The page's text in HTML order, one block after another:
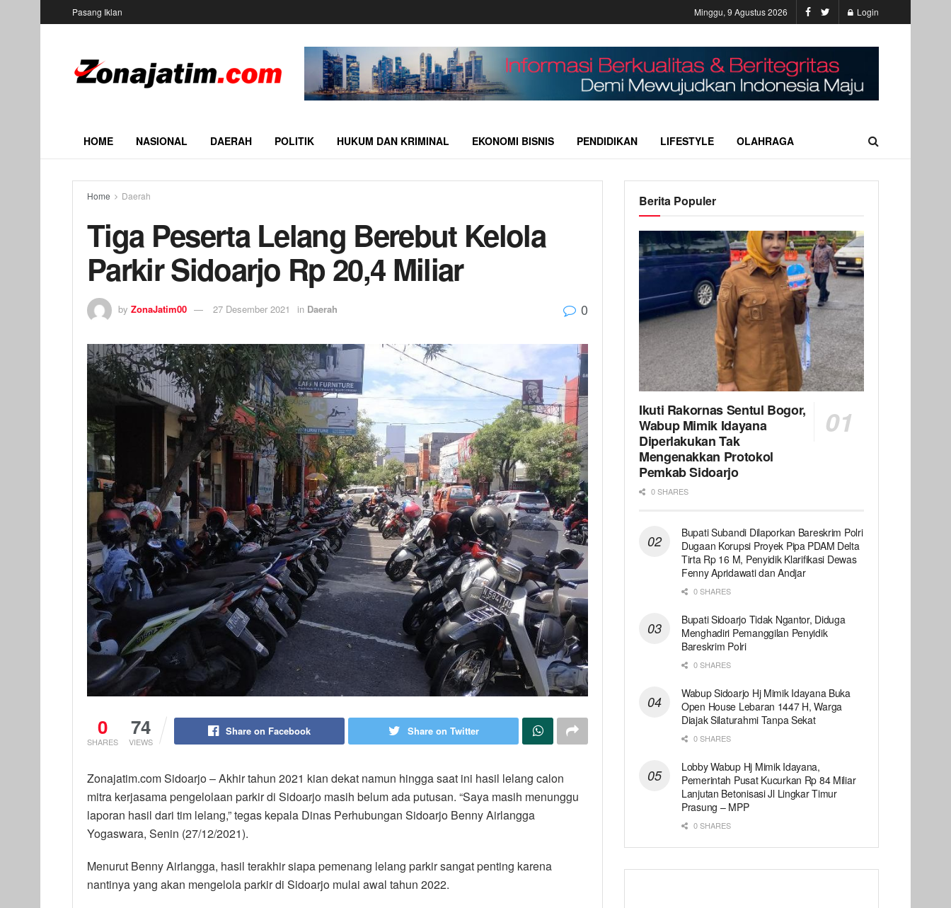
Pasang Iklan Minggu, 9 Agustus 2026 Login
HOME NASIONAL DAERAH POLITIK HUKUM DAN KRIMINAL EKONOMI BISNIS PENDIDIKAN LIFESTYLE OLAHRAGA
Home Daerah
Tiga Peserta Lelang Berebut Kelola
Parkir Sidoarjo Rp 20,4 Miliar
by ZonaJatim00 27 Desember 2021 in Daerah 0
0
SHARES
74
VIEWS
Share on Facebook Share on Twitter
Zonajatim.com Sidoarjo – Akhir tahun 2021 kian dekat namun hingga saat ini hasil lelang calon
mitra kerjasama pengelolaan parkir di Sidoarjo masih belum ada putusan. “Saya masih menunggu
laporan hasil dari tim lelang,” tegas kepala Dinas Perhubungan Sidoarjo Benny Airlangga
Yogaswara, Senin (27/12/2021).
Menurut Benny Airlangga, hasil terakhir siapa pemenang lelang parkir sangat penting karena
nantinya yang akan mengelola parkir di Sidoarjo mulai awal tahun 2022.
Berita Populer
Ikuti Rakornas Sentul Bogor,
Wabup Mimik Idayana
Diperlakukan Tak
Mengenakkan Protokol
Pemkab Sidoarjo
0 SHARES
Bupati Subandi Dilaporkan Bareskrim Polri
Dugaan Korupsi Proyek Pipa PDAM Delta
Tirta Rp 16 M, Penyidik Klarifikasi Dewas
Fenny Apridawati dan Andjar
0 SHARES
Bupati Sidoarjo Tidak Ngantor, Diduga
Menghadiri Pemanggilan Penyidik
Bareskrim Polri
0 SHARES
Wabup Sidoarjo Hj Mimik Idayana Buka
Open House Lebaran 1447 H, Warga
Diajak Silaturahmi Tanpa Sekat
0 SHARES
Lobby Wabup Hj Mimik Idayana,
Pemerintah Pusat Kucurkan Rp 84 Miliar
Lanjutan Betonisasi Jl Lingkar Timur
Prasung – MPP
0 SHARES